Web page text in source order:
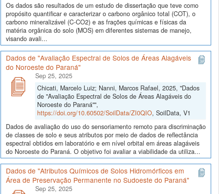
Os dados são resultados de um estudo de dissertação que teve como
propósito quantificar e caracterizar o carbono orgânico total (COT), o
carbono mineralizável (C-CO2) e as frações químicas e físicas da
matéria orgânica do solo (MOS) em diferentes sistemas de manejo,
visando avali...
Dados de "Avaliação Espectral de Solos de Áreas Alagáveis
do Noroeste do Paraná"
Sep 25, 2025
Chicati, Marcelo Luiz; Nanni, Marcos Rafael, 2025, "Dados
de "Avaliação Espectral de Solos de Áreas Alagáveis do
Noroeste do Paraná"",
https://doi.org/10.60502/SoilData/ZI0QIO, SoilData, V1
Dados de avaliação do uso do sensoriamento remoto para discriminação
de classes de solo e seus atributos por meio de dados de reflectância
espectral obtidos em laboratório e em nível orbital em áreas alagáveis
do Noroeste do Paraná. O objetivo foi avaliar a viabilidade da utiliza...
Dados de "Atributos Químicos de Solos Hidromórficos em
Área de Preservação Permanente no Sudoeste do Paraná"
Sep 25, 2025